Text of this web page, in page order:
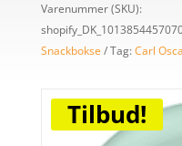
Varenummer (SKU):
Snackbokse
Tag:Carl
Tilbud!